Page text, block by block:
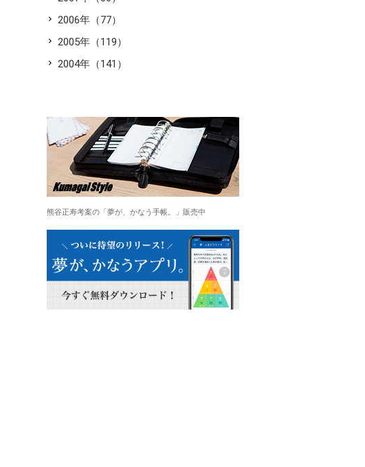
2006年（77）
2005年（119）
2004年（141）
熊谷正寿考案の「夢が、かなう手帳。」販売中